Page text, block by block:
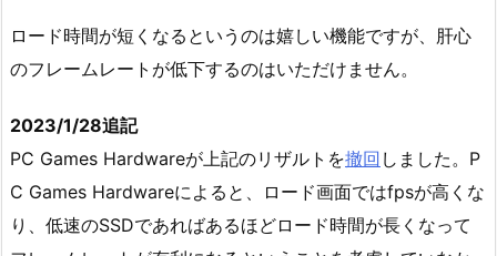
ロード時間が短くなるというのは嬉しい機能ですが、肝心
のフレームレートが低下するのはいただけません。
2023/1/28追記
PC Games Hardwareが上記のリザルトを撤回 しました。P
C Games Hardwareによると、ロード画面ではfpsが高くな
り、低速のSSDであればあるほどロード時間が長くなって